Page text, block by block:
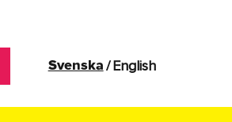
Svenska /English